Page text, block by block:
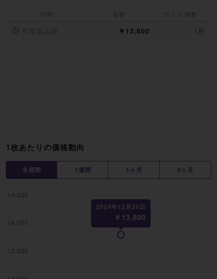
1枚あたりの価格動向
全期間 1週間 1ヶ月 3ヶ月
日時 金額 サイズ/個数
半年以上前 ￥13,800 1枚